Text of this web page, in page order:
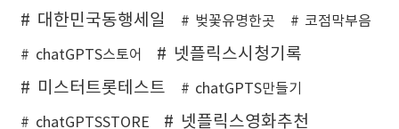
대한민국동행세일 벚꽃유명한곳 코점막부음
chatGPTS스토어
넷플릭스시청기록
미스터트롯테스트
chatGPTS만들기
chatGPTSSTORE
넷플릭스영화추천